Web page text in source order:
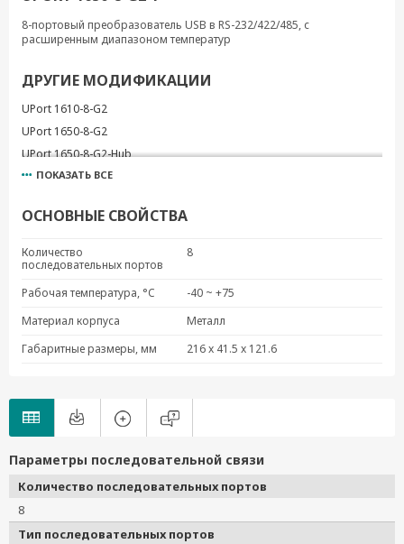
8-портовый преобразователь USB в RS-232/422/485, с
расширенным диапазоном температур
ДРУГИЕ МОДИФИКАЦИИ
UPort 1610-8-G2
UPort 1650-8-G2
UPort 1650-8-G2-Hub
UPort 1650I-8-G2
ПОКАЗАТЬ ВСЕ
ОСНОВНЫЕ СВОЙСТВА
Количество
последовательных портов
8
Рабочая температура, °C
-40 ~ +75
Материал корпуса
Металл
Габаритные размеры, мм
216 x 41.5 x 121.6
Параметры последовательной связи
Количество последовательных портов
8
Тип последовательных портов